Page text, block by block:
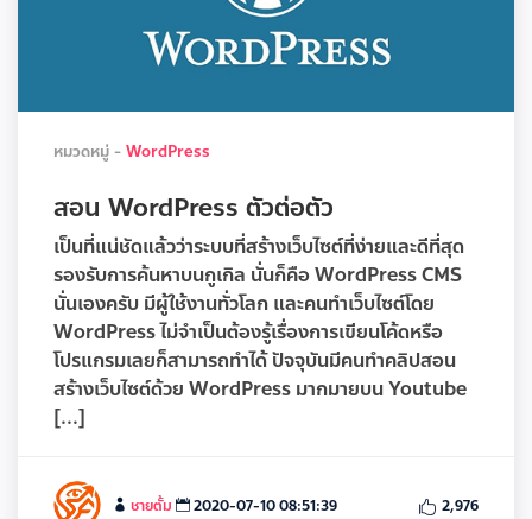
หมวดหมู่ - WordPress
สอน WordPress ตัวต่อตัว
เป็นที่แน่ชัดแล้วว่าระบบที่สร้างเว็บไซต์ที่ง่ายและดีที่สุด
รองรับการค้นหาบนกูเกิล นั่นก็คือ WordPress CMS
นั่นเองครับ มีผู้ใช้งานทั่วโลก และคนทำเว็บไซต์โดย
WordPress ไม่จำเป็นต้องรู้เรื่องการเขียนโค้ดหรือ
โปรแกรมเลยก็สามารถทำได้ ปัจจุบันมีคนทำคลิปสอน
สร้างเว็บไซต์ด้วย WordPress มากมายบน Youtube
[...]
ชายตั้ม 2020-07-10 08:51:39 2,976